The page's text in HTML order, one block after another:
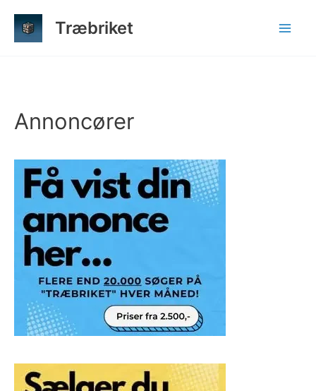
Træbriket
Annoncører